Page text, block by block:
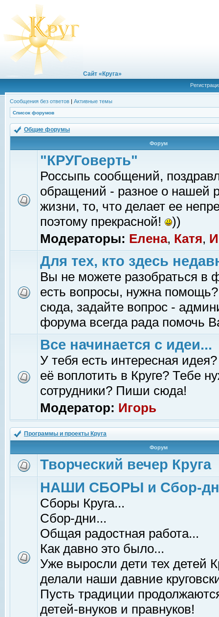
Сайт «Круга»
Сообщения без ответов | Активные темы
Список форумов
Общие форумы
Форум
"КРУГоверть"
Россыпь сообщений,
обращений - разное о нашей
жизни, то, что делает ее
поэтому прекрасной!
))
Модераторы: Елена, Катя,
Для тех, кто здесь
Вы не можете разобраться в
есть вопросы, нужна помощь?
сюда, задайте вопрос -
форума всегда рада помочь
Все начинается с идеи...
У тебя есть интересная
её воплотить в Круге? Тебе
сотрудники? Пиши сюда!
Модератор: Игорь
Программы и проекты Круга
Форум
Творческий вечер Круга
НАШИ СБОРЫ и Сбор-
Сборы Круга...
Сбор-дни...
Общая радостная работа...
Как давно это было...
Уже выросли дети тех детей
делали наши давние
Пусть традиции
детей-внуков и правнуков!